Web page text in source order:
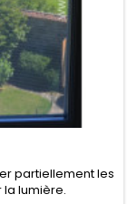
partiellement les
lumière.